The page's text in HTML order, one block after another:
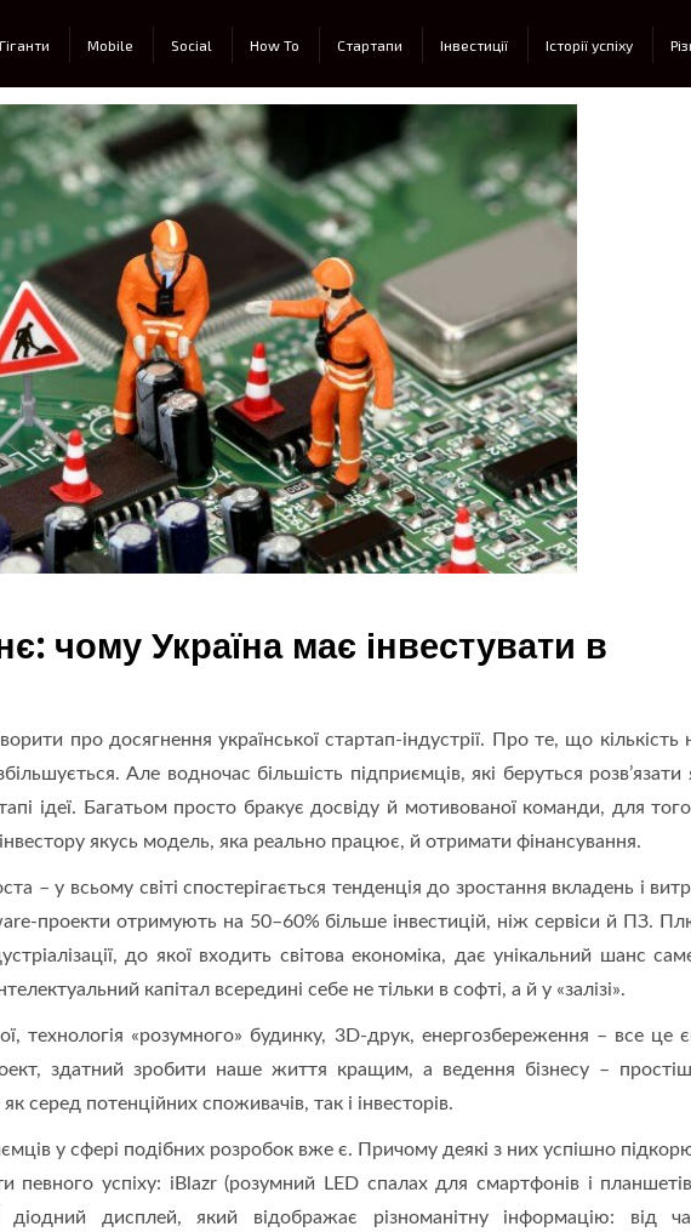
Гіганти Mobile Social How To Стартапи Інвестиції Історії успіху
чому Україна має інвестувати в
про досягнення української стартап-індустрії. Про те, що кількість
Але водночас більшість підприємців, які беруться розв’язати
ідеї. Багатьом просто бракує досвіду й мотивованої команди, для
якусь модель, яка реально працює, й отримати фінансування.
– у всьому світі спостерігається тенденція до зростання вкладень і
проекти отримують на 50–60% більше інвестицій, ніж сервіси й ПЗ.
до якої входить світова економіка, дає унікальний шанс
капітал всередині себе не тільки в софті, а й у «залізі».
технологія «розумного» будинку, 3D-друк, енергозбереження – все це
здатний зробити наше життя кращим, а ведення бізнесу –
серед потенційних споживачів, так і інвесторів.
у сфері подібних розробок вже є. Причому деякі з них успішно
певного успіху: iBlazr (розумний LED спалах для смартфонів і
діодний дисплей, який відображає різноманітну інформацію: від